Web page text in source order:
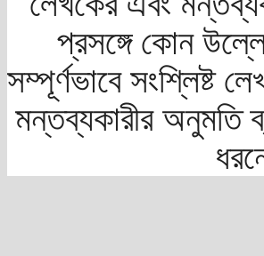
প্রসঙ্গে কোন
সম্পূর্ণভাবে সংশ্লিষ্ট
মন্তব্যকারীর অনুমতি